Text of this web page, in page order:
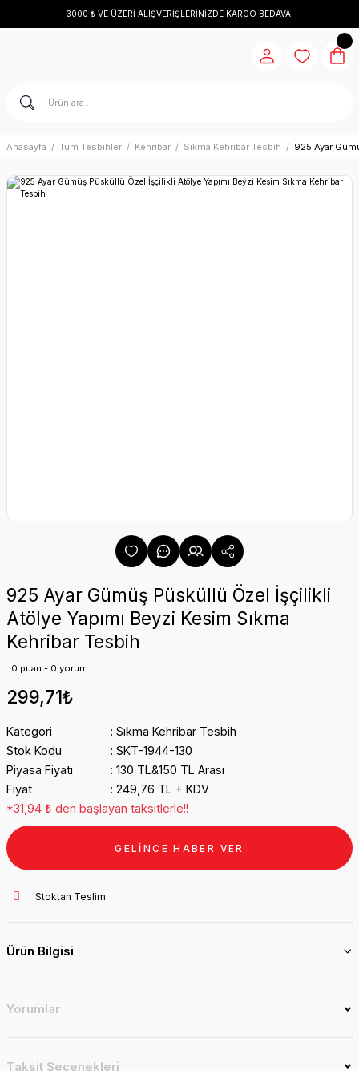
3000 ₺ VE ÜZERİ ALIŞVERİŞLERİNİZDE KARGO BEDAVA!
Anasayfa Tüm Tesbihler Kehribar Sıkma Kehribar Tesbih 925 Ayar
925 Ayar Gümüş Püsküllü Özel İşçilikli
Atölye Yapımı Beyzi Kesim Sıkma
Kehribar Tesbih
0 puan - 0 yorum
299,71₺
Kategori
Sıkma Kehribar Tesbih
Stok Kodu
SKT-1944-130
Piyasa Fiyatı
130 TL&150 TL Arası
Fiyat
249,76 TL + KDV
*31,94 ₺ den başlayan taksitlerle!!
GELİNCE HABER VER
Stoktan Teslim
Ürün Bilgisi
Yorumlar
Taksit Seçenekleri